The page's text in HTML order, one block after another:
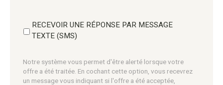
RECEVOIR UNE RÉPONSE PAR MESSAGE
TEXTE (SMS)
Notre système vous permet d'être alerté lorsque votre
offre a été traitée. En cochant cette option, vous recevrez
un message vous indiquant si l'offre a été acceptée,